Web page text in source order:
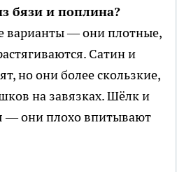
бязи и поплина?
варианты — они плотные,
Сатин и
но они более скользкие,
на завязках. Шёлк и
— они плохо впитывают